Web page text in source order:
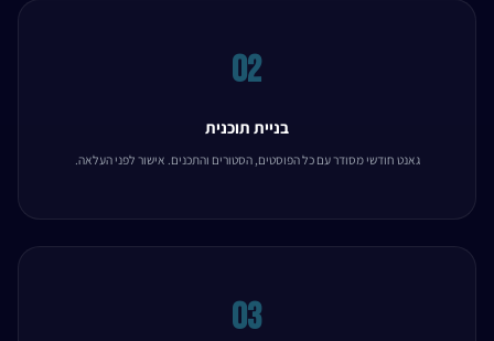
02
בניית תוכנית
גאנט חודשי מסודר עם כל הפוסטים, הסטורים והתכנים. אישור לפני העלאה.
03